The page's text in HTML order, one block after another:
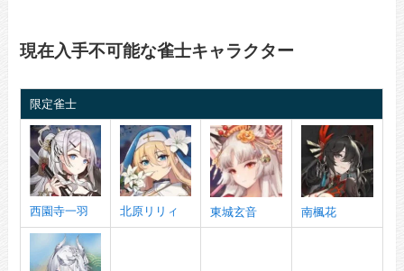
現在入手不可能な雀士キャラクター
限定雀士
西園寺一羽 北原リリィ 東城玄音 南楓花